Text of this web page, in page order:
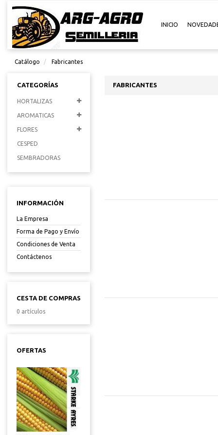
INICIO
Catálogo Fabricantes
CATEGORÍAS
HORTALIZAS
AROMATICAS
FLORES
CESPED
SEMBRADORAS
INFORMACIÓN
La Empresa
Forma de Pago y Envío
Condiciones de Venta
Contáctenos
CESTA DE COMPRAS
0 artículos
OFERTAS
FABRICANTES